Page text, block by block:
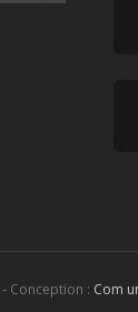
- Conception : Com